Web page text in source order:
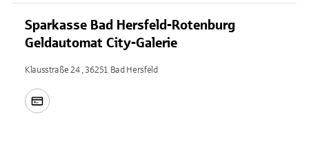
Sparkasse Bad Hersfeld-Rotenburg
Geldautomat City-Galerie
Klausstraße 24 , 36251 Bad Hersfeld